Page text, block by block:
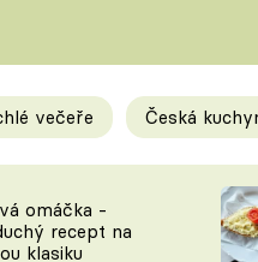
večeře Česká
omáčka -
recept na
klasiku